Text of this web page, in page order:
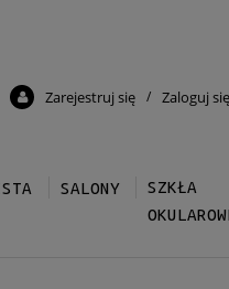
Zarejestruj się / Zaloguj się
SALONY
SZKŁA